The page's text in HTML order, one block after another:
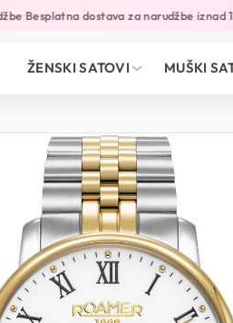
•Besplatna dostava za narudžbe iznad
ŽENSKI SATOVI MUŠKI